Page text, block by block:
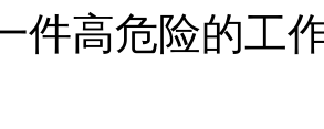
件高危险的工